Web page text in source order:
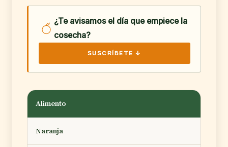
¿Te avisamos el día que empiece la
cosecha?
SUSCRÍBETE ↓
Alimento
Naranja